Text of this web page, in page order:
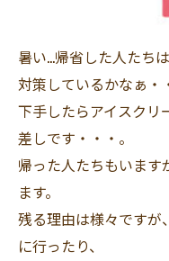
暑い…帰省した人たち
対策しているかなぁ・
下手したらアイスクリ
差しです・・・。
帰った人たちもいます
ます。
残る理由は様々ですが
に行ったり、